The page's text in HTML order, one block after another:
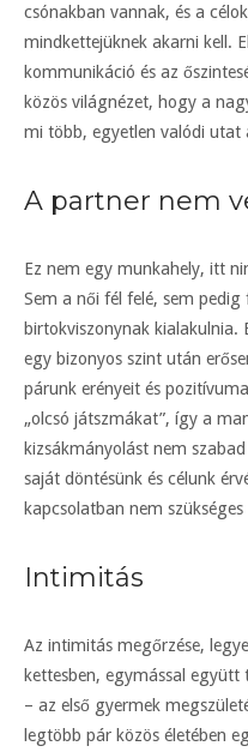
csónakban vannak, és a
mindkettejüknek akarni kell.
kommunikáció és az
közös világnézet, hogy a
mi több, egyetlen valódi utat
A partner nem
Ez nem egy munkahely, itt
Sem a női fél felé, sem
birtokviszonynak kialakulnia.
egy bizonyos szint után
párunk erényeit és
„olcsó játszmákat”, így a
kizsákmányolást nem
saját döntésünk és célunk
kapcsolatban nem
Intimitás
Az intimitás megőrzése,
kettesben, egymással
– az első gyermek
legtöbb pár közös életében